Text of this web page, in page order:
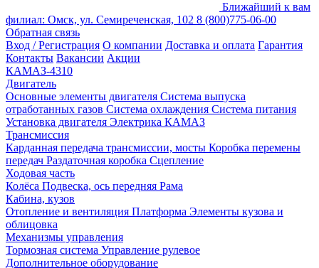
Ближайший к вам
филиал: Омск, ул. Семиреченская, 102 8 (800)775-06-00
Обратная связь
Вход / Регистрация О компании Доставка и оплата Гарантия
Контакты Вакансии Акции
КАМАЗ-4310
Двигатель
Основные элементы двигателя Система выпуска
отработанных газов Система охлаждения Система питания
Установка двигателя Электрика КАМАЗ
Трансмиссия
Карданная передача трансмиссии, мосты Коробка перемены
передач Раздаточная коробка Сцепление
Ходовая часть
Колёса Подвеска, ось передняя Рама
Кабина, кузов
Отопление и вентиляция Платформа Элементы кузова и
облицовка
Механизмы управления
Тормозная система Управление рулевое
Дополнительное оборудование